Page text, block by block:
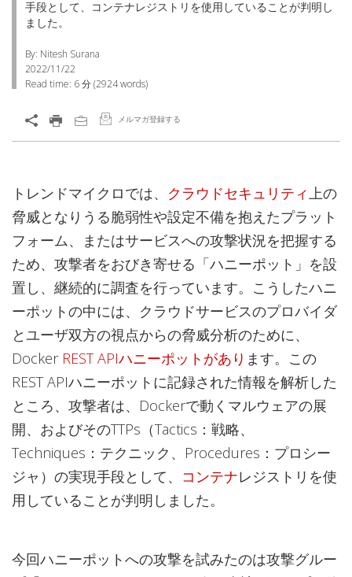
手段として、コンテナレジストリを使用していることが判明し
ました。
By: Nitesh Surana
2022/11/22
Read time: 6 分(2924words)
メルマガ登録する
トレンドマイクロでは、 クラウドセキュリティ上の
脅威となりうる脆弱性や設定不備を抱えたプラット
フォーム、またはサービスへの攻撃状況を把握する
ため、攻撃者をおびき寄せる「ハニーポット」を設
置し、継続的に調査を行っています。こうしたハニ
ーポットの中には、クラウドサービスのプロバイダ
とユーザ双方の視点からの脅威分析のために、
Docker REST APIハニーポットがあり ます。この
REST APIハニーポットに記録された情報を解析した
ところ、攻撃者は、Dockerで動くマルウェアの展
開、およびそのTTPs（Tactics：戦略、
Techniques：テクニック、Procedures：プロシー
ジャ）の実現手段として、 コンテナレジストリを使
用していることが判明しました。
今回ハニーポットへの攻撃を試みたのは攻撃グルー